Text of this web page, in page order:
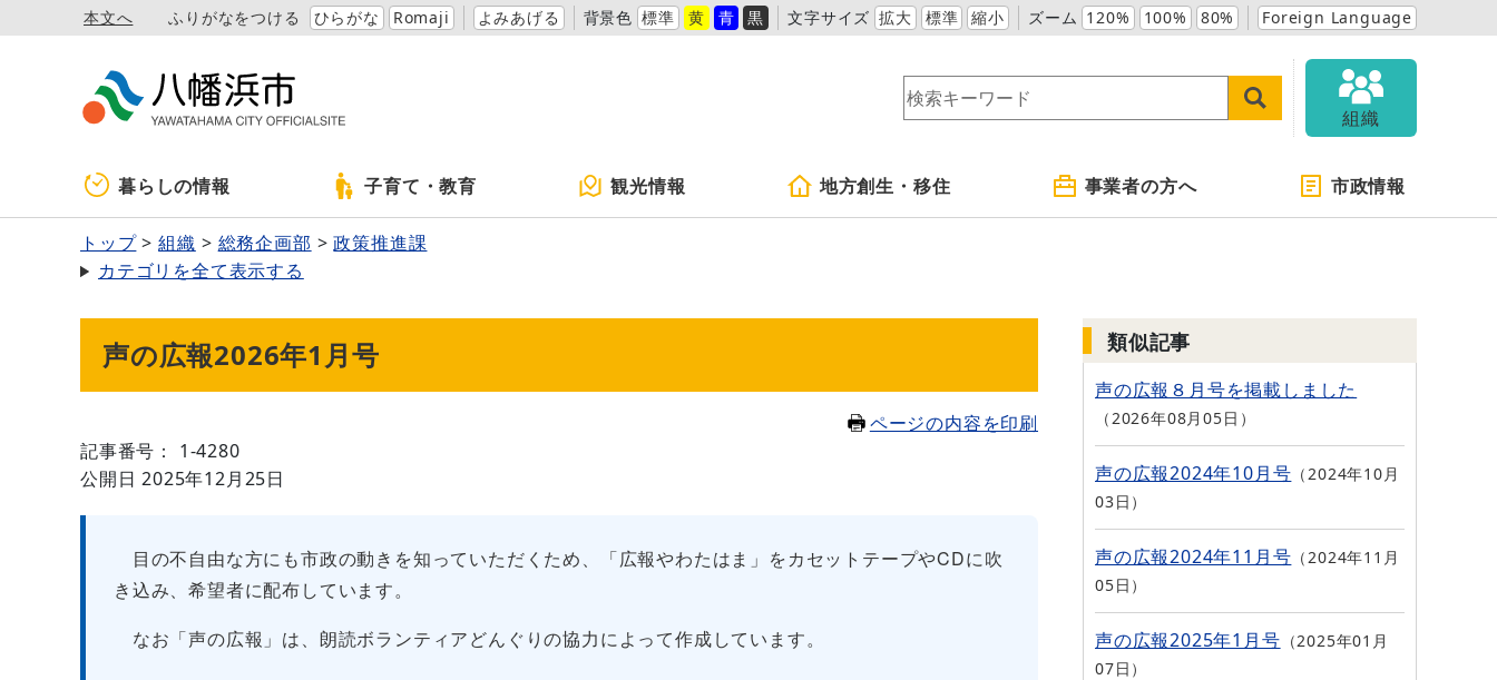
本文へ ふりがなをつける ひらがな Romaji よみあげる 背景色 標準 黄 青 黒 文字サイズ 拡大 標準 縮小 ズーム 120% 100% 80% Foreign Language
組織
暮らしの情報 子育て・教育 観光情報 地方創生・移住 事業者の方へ 市政情報
トップ 組織 総務企画部
政策推進課
カテゴリを全て表示する
声の広報2026年1月号
ページの内容を印刷
記事番号： 1-4280
公開日 2025年12月25日
目の不自由な方にも市政の動きを知っていただくため、「広報やわたはま」をカセットテープやCDに吹
き込み、希望者に配布しています。
なお「声の広報」は、朗読ボランティアどんぐりの協力によって作成しています。
類似記事
声の広報８月号を掲載しました
2026年08月05日
声の広報2024年10月号
2024年10月
03日
声の広報2024年11月号
2024年11月
05日
声の広報2025年1月号
2025年01月
07日